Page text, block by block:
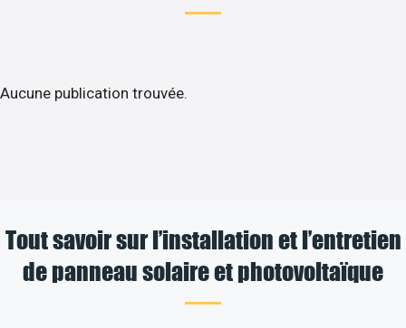
Aucune publication trouvée.
Tout savoir sur l’installation et l’entretien
de panneau solaire et photovoltaïque